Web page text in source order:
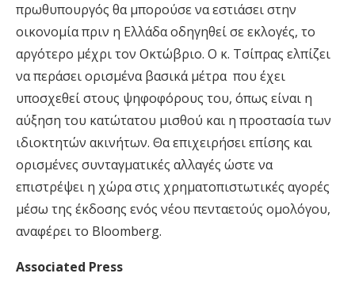
πρωθυπουργός θα μπορούσε να εστιάσει στην
οικονομία πριν η Ελλάδα οδηγηθεί σε εκλογές, το
αργότερο μέχρι τον Οκτώβριο. Ο κ. Τσίπρας ελπίζει
να περάσει ορισμένα βασικά μέτρα που έχει
υποσχεθεί στους ψηφοφόρους του, όπως είναι η
αύξηση του κατώτατου μισθού και η προστασία των
ιδιοκτητών ακινήτων. Θα επιχειρήσει επίσης και
ορισμένες συνταγματικές αλλαγές ώστε να
επιστρέψει η χώρα στις χρηματοπιστωτικές αγορές
μέσω της έκδοσης ενός νέου πενταετούς ομολόγου,
αναφέρει τo Bloomberg.
Associated Press